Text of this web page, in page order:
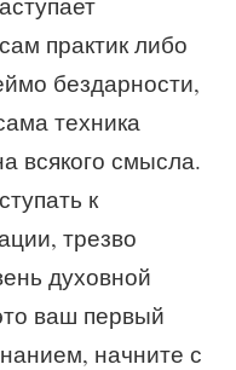
практик либо
бездарности,
техника
всякого смысла.
к
трезво
духовной
ваш первый
начните с